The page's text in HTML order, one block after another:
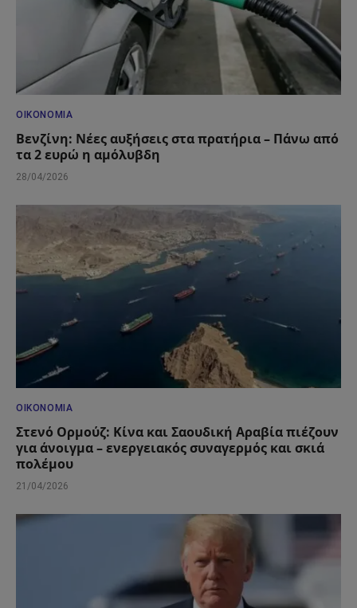
ΟΙΚΟΝΟΜΊΑ
Βενζίνη: Νέες αυξήσεις στα πρατήρια – Πάνω από
τα 2 ευρώ η αμόλυβδη
28/04/2026
ΟΙΚΟΝΟΜΊΑ
Στενό Ορμούζ: Κίνα και Σαουδική Αραβία πιέζουν
για άνοιγμα – ενεργειακός συναγερμός και σκιά
πολέμου
21/04/2026